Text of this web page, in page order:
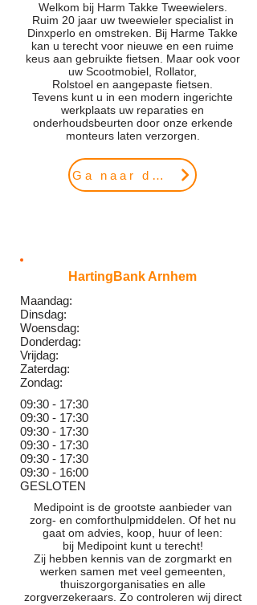
Welkom bij Harm Takke Tweewielers.
Ruim 20 jaar uw tweewieler specialist in
Dinxperlo en omstreken. Bij Harme Takke
kan u terecht voor nieuwe en een ruime
keus aan gebruikte fietsen. Maar ook voor
uw Scootmobiel, Rollator,
Rolstoel en aangepaste fietsen.
Tevens kunt u in een modern ingerichte
werkplaats uw reparaties en
onderhoudsbeurten door onze erkende
monteurs laten verzorgen.
Ga naar de website
HartingBank Arnhem
Maandag:
Dinsdag:
Woensdag:
Donderdag:
Vrijdag:
Zaterdag:
Zondag:
09:30 - 17:30
09:30 - 17:30
09:30 - 17:30
09:30 - 17:30
09:30 - 17:30
09:30 - 16:00
GESLOTEN
Medipoint is de grootste aanbieder van
zorg- en comforthulpmiddelen. Of het nu
gaat om advies, koop, huur of leen:
bij Medipoint kunt u terecht!
Zij hebben kennis van de zorgmarkt en
werken samen met veel gemeenten,
thuiszorgorganisaties en alle
zorgverzekeraars. Zo controleren wij direct